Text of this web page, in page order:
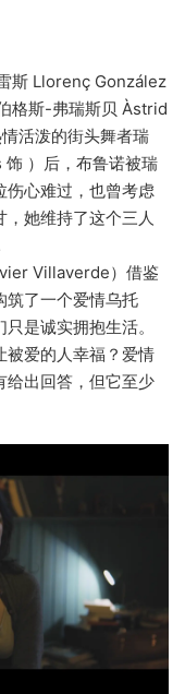
斯 Llorenç González
格斯-弗瑞斯贝 Àstrid
活泼的街头舞者瑞
饰 ）后，布鲁诺被瑞
伤心难过，也曾考虑
她维持了这个三人
Villaverde）借鉴
筑了一个爱情乌托
是诚实拥抱生活。
被爱的人幸福？爱情
给出回答，但它至少